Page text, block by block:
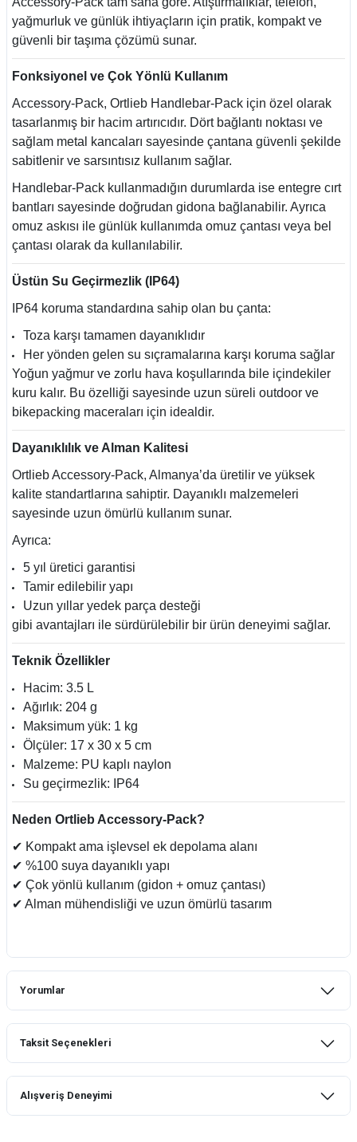
yağmurluk ve günlük ihtiyaçların için pratik, kompakt ve
güvenli bir taşıma çözümü sunar.
Fonksiyonel ve Çok Yönlü Kullanım
Accessory-Pack, Ortlieb Handlebar-Pack için özel olarak
tasarlanmış bir hacim artırıcıdır. Dört bağlantı noktası ve
sağlam metal kancaları sayesinde çantana güvenli şekilde
sabitlenir ve sarsıntısız kullanım sağlar.
Handlebar-Pack kullanmadığın durumlarda ise entegre cırt
bantları sayesinde doğrudan gidona bağlanabilir. Ayrıca
omuz askısı ile günlük kullanımda omuz çantası veya bel
çantası olarak da kullanılabilir.
Üstün Su Geçirmezlik (IP64)
IP64 koruma standardına sahip olan bu çanta:
Toza karşı tamamen dayanıklıdır
Her yönden gelen su sıçramalarına karşı koruma sağlar
Yoğun yağmur ve zorlu hava koşullarında bile içindekiler
kuru kalır. Bu özelliği sayesinde uzun süreli outdoor ve
bikepacking maceraları için idealdir.
Dayanıklılık ve Alman Kalitesi
Ortlieb Accessory-Pack, Almanya’da üretilir ve yüksek
kalite standartlarına sahiptir. Dayanıklı malzemeleri
sayesinde uzun ömürlü kullanım sunar.
Ayrıca:
5 yıl üretici garantisi
Tamir edilebilir yapı
Uzun yıllar yedek parça desteği
gibi avantajları ile sürdürülebilir bir ürün deneyimi sağlar.
Teknik Özellikler
Hacim: 3.5 L
Ağırlık: 204 g
Maksimum yük: 1 kg
Ölçüler: 17 x 30 x 5 cm
Malzeme: PU kaplı naylon
Su geçirmezlik: IP64
Neden Ortlieb Accessory-Pack?
✔ Kompakt ama işlevsel ek depolama alanı
✔ %100 suya dayanıklı yapı
✔ Çok yönlü kullanım (gidon + omuz çantası)
✔ Alman mühendisliği ve uzun ömürlü tasarım
Yorumlar
Taksit Seçenekleri
Alışveriş Deneyimi